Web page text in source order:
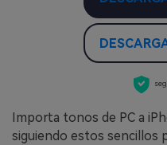
Importa tonos de PC a
siguiendo estos sencillos